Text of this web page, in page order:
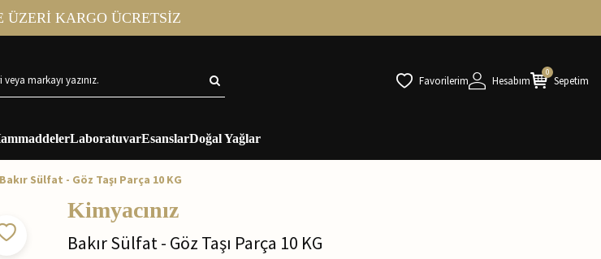
ÜZERİ KARGO ÜCRETSİZ
Favorilerim Hesabım
0
Sepetim
LaboratuvarEsanslarDoğal Yağlar
Bakır Sülfat - Göz Taşı Parça 10 KG
Kimyacınız
Bakır Sülfat - Göz Taşı Parça 10 KG